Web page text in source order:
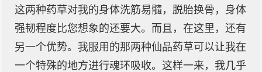
这两种药草对我的身体洗筋易髓，脱胎换骨，身体
强韧程度比您想象的还要大。而且，在这里，还有
另一个优势。我服用的那两种仙品药草可以让我在
一个特殊的地方进行魂环吸收。这样一来，我几乎